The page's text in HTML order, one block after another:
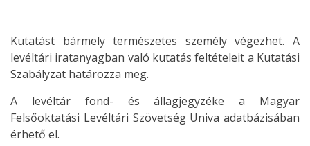
Kutatást bármely természetes személy végezhet. A
levéltári iratanyagban való kutatás feltételeit a Kutatási
Szabályzat határozza meg.
A levéltár fond- és állagjegyzéke a Magyar
Felsőoktatási Levéltári Szövetség Univa adatbázisában
érhető el.